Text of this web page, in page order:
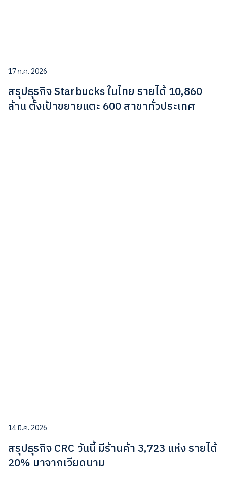
17 ก.ค. 2026
สรุปธุรกิจ Starbucks ในไทย รายได้ 10,860
ล้าน ตั้งเป้าขยายแตะ 600 สาขาทั่วประเทศ
14 มี.ค. 2026
สรุปธุรกิจ CRC วันนี้ มีร้านค้า 3,723 แห่ง รายได้
20% มาจากเวียดนาม